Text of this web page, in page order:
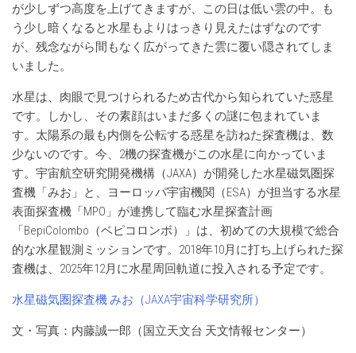
が少しずつ高度を上げてきますが、この日は低い雲の中。も
う少し暗くなると水星もよりはっきり見えたはずなのです
が、残念ながら間もなく広がってきた雲に覆い隠されてしま
いました。
水星は、肉眼で見つけられるため古代から知られていた惑星
です。しかし、その素顔はいまだ多くの謎に包まれていま
す。太陽系の最も内側を公転する惑星を訪ねた探査機は、数
少ないのです。今、2機の探査機がこの水星に向かっていま
す。宇宙航空研究開発機構（JAXA）が開発した水星磁気圏探
査機「みお」と、ヨーロッパ宇宙機関（ESA）が担当する水星
表面探査機「MPO」が連携して臨む水星探査計画
「BepiColombo（ベピコロンボ）」は、初めての大規模で総合
的な水星観測ミッションです。2018年10月に打ち上げられた探
査機は、2025年12月に水星周回軌道に投入される予定です。
水星磁気圏探査機 みお（JAXA宇宙科学研究所）
文・写真：内藤誠一郎（国立天文台 天文情報センター）